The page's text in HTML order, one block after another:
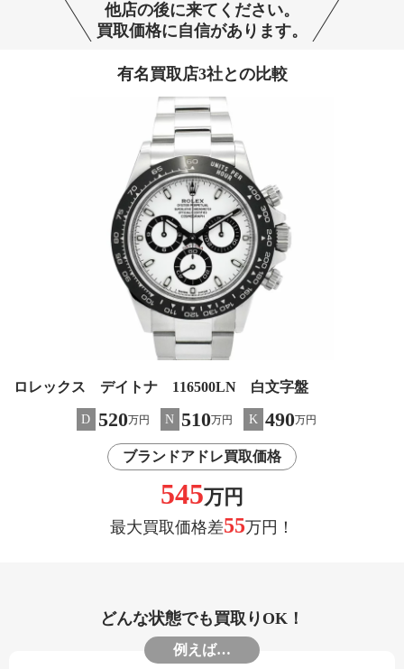
他店の後に来てください。
買取価格に自信があります。
有名買取店3社との比較
ロレックス デイトナ 116500LN 白文字盤
D 520万円 N 510万円 K 490万円
ブランドアドレ買取価格
545万円
最大買取価格差55万円！
どんな状態でも買取りOK！
例えば…